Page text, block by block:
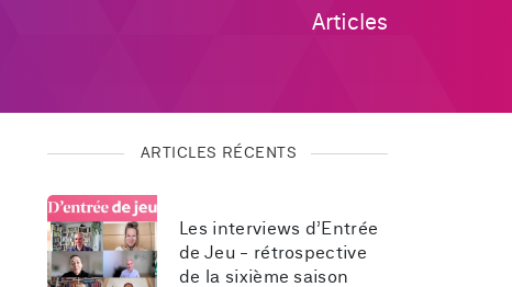
Articles
ARTICLES RÉCENTS
Les interviews d’Entrée
de Jeu - rétrospective
de la sixième saison